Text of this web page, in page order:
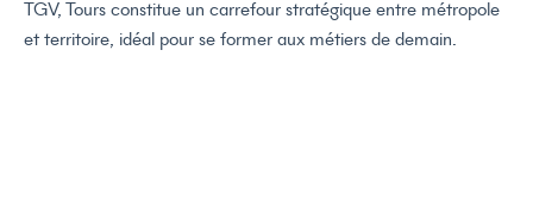
TGV, Tours constitue un carrefour stratégique entre métropole
et territoire, idéal pour se former aux métiers de demain.